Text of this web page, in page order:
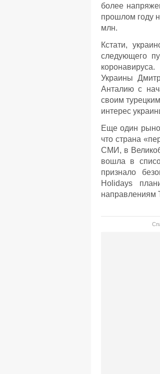
более
прошлом году
млн.
Кстати,
следующего
Украины
Анталию с
своим
интерес
Еще один
что страна
СМИ, в
вошла в
признало
Holidays
направлениям